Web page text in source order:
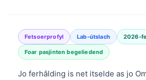
Fetsoerprofyl Lab-útslach 2026-
Foar pasjinten begeliedend
Jo ferhâlding is net itselde as jo